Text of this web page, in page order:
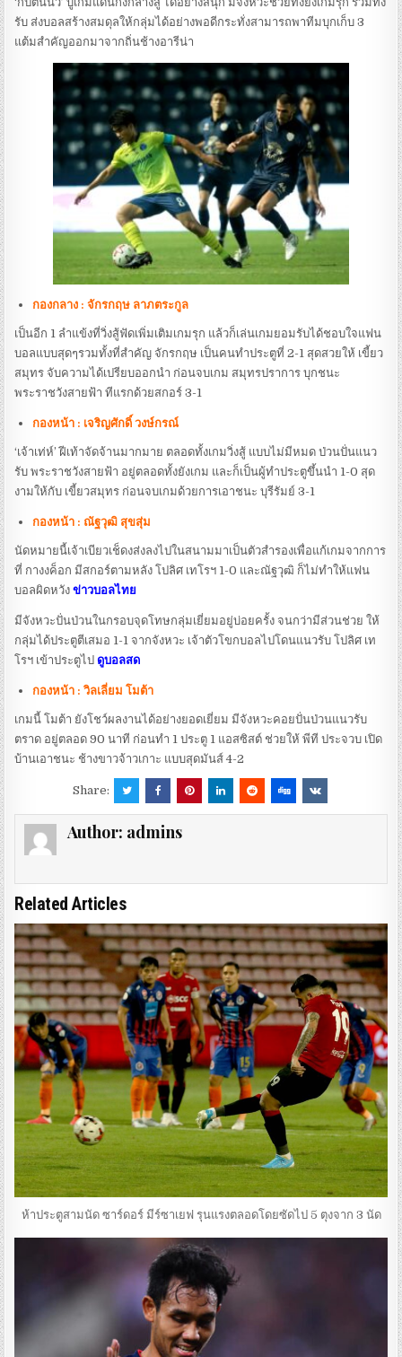
รับ ส่งบอลสร้างสมดุลให้กลุ่มได้อย่างพอดีกระทั่งสามารถพาทีมบุกเก็บ 3
แต้มสำคัญออกมาจากถิ่นช้างอารีน่า
กองกลาง : จักรกฤษ ลาภตระกูล
เป็นอีก 1 ลำแข้งที่วิ่งสู้ฟัดเพิ่มเติมเกมรุก แล้วก็เล่นเกมยอมรับได้ชอบใจแฟน
บอลแบบสุดๆรวมทั้งที่สำคัญ จักรกฤษ เป็นคนทำประตูที่ 2-1 สุดสวยให้ เขี้ยว
สมุทร จับความได้เปรียบออกนำ ก่อนจบเกม สมุทรปราการ บุกชนะ
พระราชวังสายฟ้า ทีแรกด้วยสกอร์ 3-1
กองหน้า : เจริญศักดิ์ วงษ์กรณ์
‘เจ้าเท่ห์’ ฝีเท้าจัดจ้านมากมาย ตลอดทั้งเกมวิ่งสู้ แบบไม่มีหมด ป่วนปั่นแนว
รับ พระราชวังสายฟ้า อยู่ตลอดทั้งยังเกม และก็เป็นผู้ทำประตูขึ้นนำ 1-0 สุด
งามให้กับ เขี้ยวสมุทร ก่อนจบเกมด้วยการเอาชนะ บุรีรัมย์ 3-1
กองหน้า : ณัฐวุฒิ สุขสุ่ม
นัดหมายนี้เจ้าเบียวเช็ดงส่งลงไปในสนามมาเป็นตัวสำรองเพื่อแก้เกมจากการ
ที่ กางงค็อก มีสกอร์ตามหลัง โปลิศ เทโรฯ 1-0 และณัฐวุฒิ ก็ไม่ทำให้แฟน
บอลผิดหวังข่าวบอลไทย
มีจังหวะปั่นป่วนในกรอบจุดโทษกลุ่มเยี่ยมอยู่บ่อยครั้ง จนกว่ามีส่วนช่วย ให้
กลุ่มได้ประตูตีเสมอ 1-1 จากจังหวะ เจ้าตัวโขกบอลไปโดนแนวรับ โปลิศ เท
โรฯ เข้าประตูไป ดูบอลสด
กองหน้า : วิลเลี่ยม โมต้า
เกมนี้ โมต้า ยังโชว์ผลงานได้อย่างยอดเยี่ยม มีจังหวะคอยปั่นป่วนแนวรับ
ตราด อยู่ตลอด 90 นาที ก่อนทำ 1 ประตู 1 แอสซิสต์ ช่วยให้ พีที ประจวบ เปิด
บ้านเอาชนะ ช้างขาวจ้าวเกาะ แบบสุดมันส์ 4-2
Share:
Author: admins
Related Articles
ห้าประตูสามนัด ซาร์ดอร์ มีร์ซาเยฟ รุนแรงตลอดโดยซัดไป 5 ตุงจาก 3 นัด